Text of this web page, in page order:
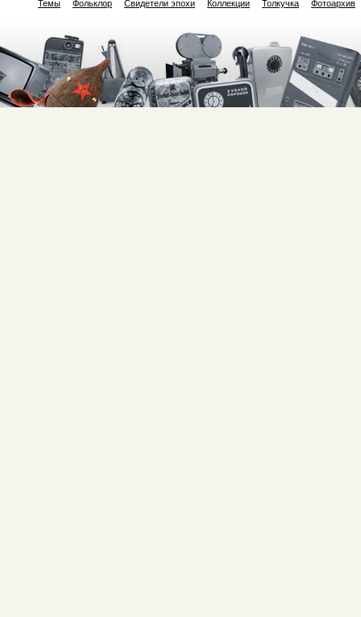
Темы Фольклор Свидетели эпохи Коллекции Толкучка Фотоархив